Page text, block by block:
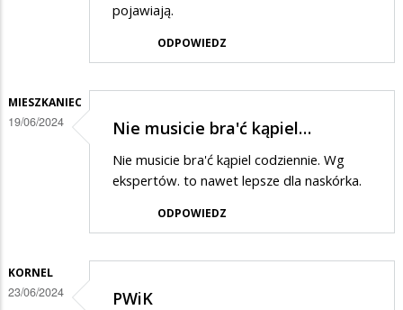
pojawiają.
ODPOWIEDZ
MIESZKANIEC
19/06/2024 Nie musicie bra'ć kąpiel…
Nie musicie bra'ć kąpiel codziennie. Wg
ekspertów. to nawet lepsze dla naskórka.
ODPOWIEDZ
KORNEL
23/06/2024 PWiK